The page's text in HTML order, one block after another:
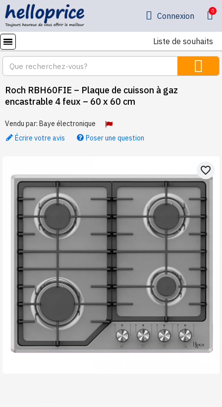
Connexion
Liste de souhaits
Roch RBH60FIE – Plaque de cuisson à gaz
encastrable 4 feux – 60 x 60 cm
Vendu par: Baye électronique
Écrire votre avis
Poser une question
favorite_border